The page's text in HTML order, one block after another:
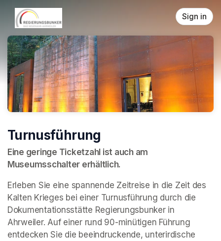
Skip header
Sign in
Turnusführung
Eine geringe Ticketzahl ist auch am
Museumsschalter erhältlich.
Erleben Sie eine spannende Zeitreise in die Zeit des
Kalten Krieges bei einer Turnusführung durch die
Dokumentationsstätte Regierungsbunker in
Ahrweiler. Auf einer rund 90-minütigen Führung
entdecken Sie die beeindruckende, unterirdische